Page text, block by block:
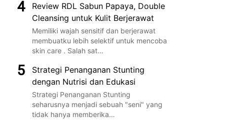
Review RDL Sabun Papaya, Double
Cleansing untuk Kulit Berjerawat
Memiliki wajah sensitif dan berjerawat
membuatku lebih selektif untuk mencoba
skin care . Salah sat…
Strategi Penanganan Stunting
dengan Nutrisi dan Edukasi
Strategi Penanganan Stunting
seharusnya menjadi sebuah "seni" yang
tidak hanya memberika…